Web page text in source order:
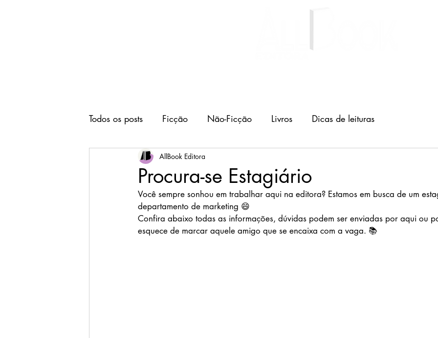
Todos os posts Ficção Não-Ficção Livros Dicas de leituras
Procura-se Estagiário
AllBook Editora
Você sempre sonhou em trabalhar aqui na editora? Estamos em busca de um
departamento de marketing 😄
Confira abaixo todas as informações, dúvidas podem ser enviadas por aqui ou
esquece de marcar aquele amigo que se encaixa com a vaga. 📚